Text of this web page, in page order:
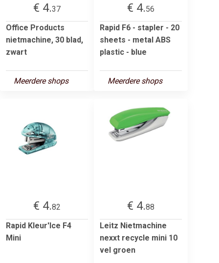
€ 4.37
Office Products
nietmachine, 30 blad,
zwart
Meerdere shops
€ 4.56
Rapid F6 - stapler - 20
sheets - metal ABS
plastic - blue
Meerdere shops
€ 4.82
Rapid Kleur'Ice F4
Mini
€ 4.88
Leitz Nietmachine
nexxt recycle mini 10
vel groen